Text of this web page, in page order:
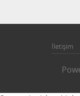
İletişim